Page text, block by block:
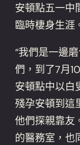
安頓點五一中
臨時棲身生涯
“我們是一邊
們，到了7月
安頓點中以白
殘孕安頓到這
他們探親靠友
的醫務室，也